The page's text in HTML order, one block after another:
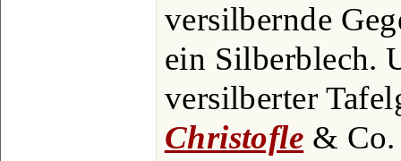
versilbernde
ein Silberblech.
versilberter
Christofle & Co.